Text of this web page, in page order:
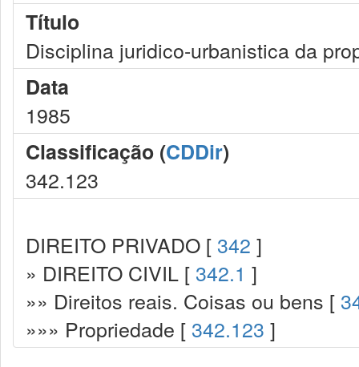
Título
Disciplina juridico-urbanistica da
Data
1985
Classificação (CDDir)
342.123
DIREITO PRIVADO [ 342 ]
» DIREITO CIVIL [ 342.1 ]
»» Direitos reais. Coisas ou bens [
»»» Propriedade [ 342.123 ]